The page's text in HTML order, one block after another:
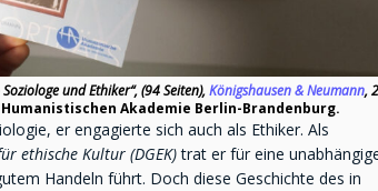
und Ethiker“, (94 Seiten),Königshausen & Neumann,
Humanistischen Akademie Berlin-Brandenburg.
er engagierte sich auch als Ethiker. Als
ethische Kultur (DGEK)trat er für eine
Handeln führt. Doch diese Geschichte des in